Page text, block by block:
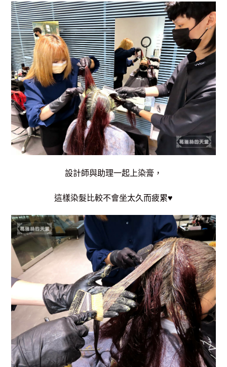
設計師與助理一起上染膏，
這樣染髮比較不會坐太久而疲累♥